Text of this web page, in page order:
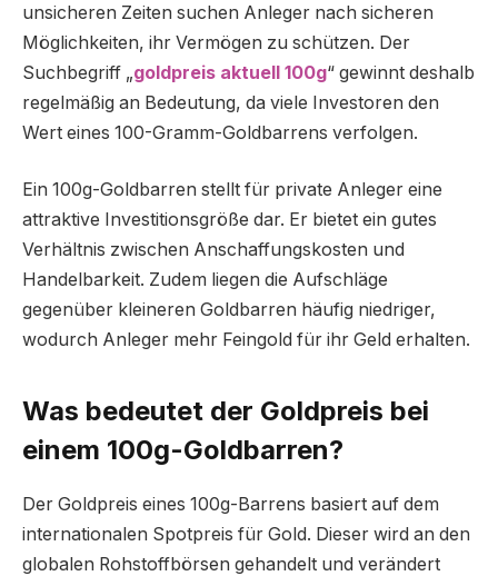
unsicheren Zeiten suchen Anleger nach sicheren
Möglichkeiten, ihr Vermögen zu schützen. Der
Suchbegriff „goldpreis aktuell 100g“ gewinnt deshalb
regelmäßig an Bedeutung, da viele Investoren den
Wert eines 100-Gramm-Goldbarrens verfolgen.
Ein 100g-Goldbarren stellt für private Anleger eine
attraktive Investitionsgröße dar. Er bietet ein gutes
Verhältnis zwischen Anschaffungskosten und
Handelbarkeit. Zudem liegen die Aufschläge
gegenüber kleineren Goldbarren häufig niedriger,
wodurch Anleger mehr Feingold für ihr Geld erhalten.
Was bedeutet der Goldpreis bei
einem 100g-Goldbarren?
Der Goldpreis eines 100g-Barrens basiert auf dem
internationalen Spotpreis für Gold. Dieser wird an den
globalen Rohstoffbörsen gehandelt und verändert